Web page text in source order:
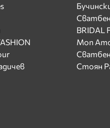
BRIDAL
Mon
Стоян